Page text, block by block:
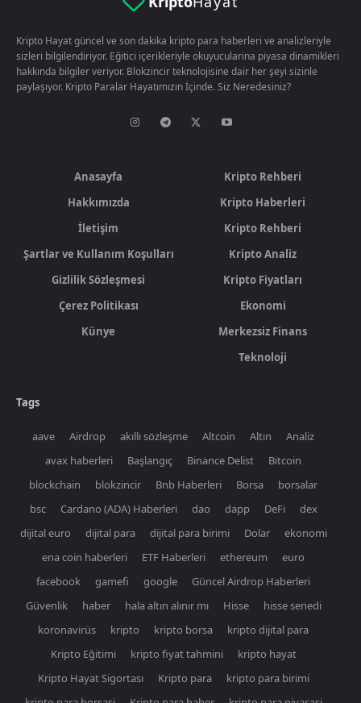
Kripto Hayat güncel ve son dakika kripto para haberleri ve analizleriyle
sizleri bilgilendiriyor. Eğitici içerikleriyle okuyucularina piyasa dinamikleri
hakkında bilgiler veriyor. Blokzincir teknolojisine dair her şeyi sizinle
paylaşıyor. Kripto Paralar Hayatımızın İçinde. Siz Neredesiniz?
Anasayfa
Hakkımızda
İletişim
Şartlar ve Kullanım Koşulları
Gizlilik Sözleşmesi
Çerez Politikası
Künye
Kripto Rehberi
Kripto Haberleri
Kripto Rehberi
Kripto Analiz
Kripto Fiyatları
Ekonomi
Merkezsiz Finans
Teknoloji
Tags
aave Airdrop akıllı sözleşme Altcoin Altın
Analiz
avax haberleri
Başlangıç Binance Delist
Bitcoin
blockchain
blokzincir Bnb Haberleri Borsa
borsalar
bsc
Cardano (ADA) Haberleri dao dapp DeFi
dex
dijital euro
dijital para dijital para birimi Dolar
ekonomi
ena coin haberleri
ETF Haberleri ethereum
euro
facebook
gamefi google
Güncel Airdrop Haberleri
Güvenlik
haber hala altın alınır mı Hisse
hisse senedi
koronavirüs
kripto kripto borsa
kripto dijital para
Kripto Eğitimi
kripto fiyat tahmini
kripto hayat
Kripto Hayat Sigortası
Kripto para
kripto para birimi